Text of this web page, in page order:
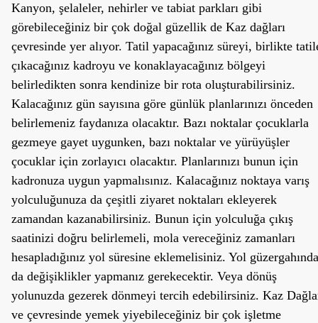
Kanyon, şelaleler, nehirler ve tabiat parkları gibi
görebileceğiniz bir çok doğal güzellik de Kaz dağları
çevresinde yer alıyor. Tatil yapacağınız süreyi, birlikte
çıkacağınız kadroyu ve konaklayacağınız bölgeyi
belirledikten sonra kendinize bir rota oluşturabilirsiniz.
Kalacağınız gün sayısına göre günlük planlarınızı önceden
belirlemeniz faydanıza olacaktır. Bazı noktalar çocuklarla
gezmeye gayet uygunken, bazı noktalar ve yürüyüşler
çocuklar için zorlayıcı olacaktır. Planlarınızı bunun için
kadronuza uygun yapmalısınız. Kalacağınız noktaya varış
yolculuğunuza da çeşitli ziyaret noktaları ekleyerek
zamandan kazanabilirsiniz. Bunun için yolculuğa çıkış
saatinizi doğru belirlemeli, mola vereceğiniz zamanları
hesapladığınız yol süresine eklemelisiniz. Yol güzergahında
da değişiklikler yapmanız gerekecektir. Veya dönüş
yolunuzda gezerek dönmeyi tercih edebilirsiniz. Kaz
ve çevresinde yemek yiyebileceğiniz bir çok işletme